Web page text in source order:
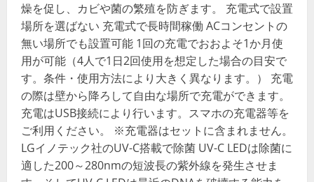
燥を促し、カビや菌の繁殖を防ぎます。 充電式で設置
場所を選ばない 充電式で長時間稼働 ACコンセントの
無い場所でも設置可能 1回の充電でおおよそ1か月使
用が可能（4人で1日2回使用を想定した場合の目安で
す。条件・使用方法により大きく異なります。） 充電
の際は壁から降ろして自由な場所で充電ができます。
充電はUSB接続により行います。スマホの充電器等を
ご利用ください。 ※充電器はセットに含まれません。
LGイノテック社のUV-C搭載で除菌 UV-C LEDは除菌に
適した200～280nmの短波長の紫外線を発生させま